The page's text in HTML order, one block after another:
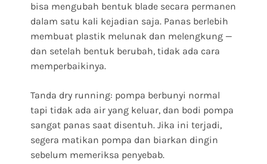
bisa mengubah bentuk blade secara permanen
dalam satu kali kejadian saja. Panas berlebih
membuat plastik melunak dan melengkung —
dan setelah bentuk berubah, tidak ada cara
memperbaikinya.
Tanda dry running: pompa berbunyi normal
tapi tidak ada air yang keluar, dan bodi pompa
sangat panas saat disentuh. Jika ini terjadi,
segera matikan pompa dan biarkan dingin
sebelum memeriksa penyebab.